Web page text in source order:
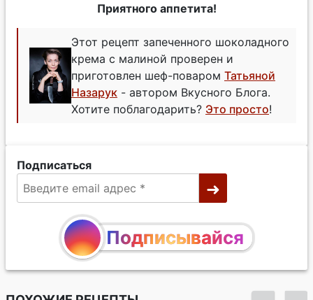
Приятного аппетита!
Этот рецепт запеченного шоколадного
крема с малиной проверен и
приготовлен шеф-поваром Татьяной
Назарук - автором Вкусного Блога.
Хотите поблагодарить? Это просто!
Подписаться
Подписывайся